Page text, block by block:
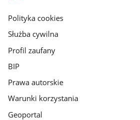
gov.pl
Polityka cookies
Służba cywilna
Profil zaufany
BIP
Prawa autorskie
Warunki korzystania
Geoportal